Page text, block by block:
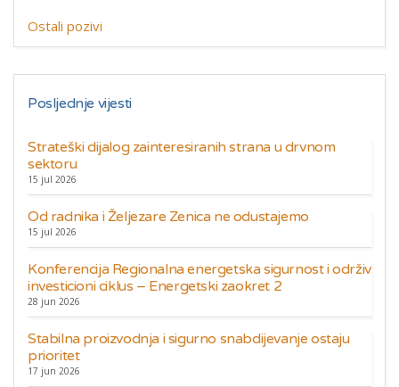
Ostali pozivi
Posljednje vijesti
Strateški dijalog zainteresiranih strana u drvnom
sektoru
15 jul 2026
Od radnika i Željezare Zenica ne odustajemo
15 jul 2026
Konferencija Regionalna energetska sigurnost i održiv
investicioni ciklus – Energetski zaokret 2
28 jun 2026
Stabilna proizvodnja i sigurno snabdijevanje ostaju
prioritet
17 jun 2026